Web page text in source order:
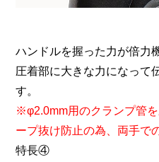
ハンドルを握った力が倍力
圧着部に大きな力になって
す。
※φ2.0mm用のクランプ管
ープ抜け防止の為、両手で
特長④